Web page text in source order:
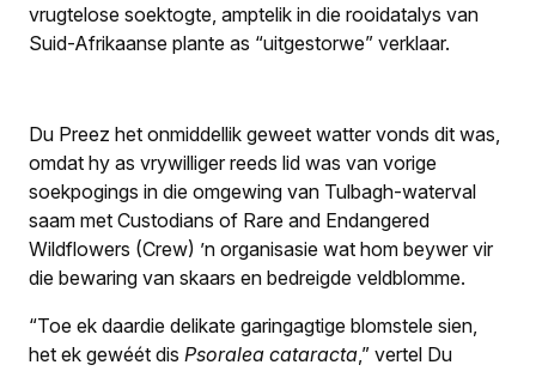
vrugtelose soektogte, amptelik in die rooidatalys van
Suid-Afrikaanse plante as “uitgestorwe” verklaar.
Du Preez het onmiddellik geweet watter vonds dit was,
omdat hy as vrywilliger reeds lid was van vorige
soekpogings in die omgewing van Tulbagh-waterval
saam met Custodians of Rare and Endangered
Wildflowers (Crew) ’n organisasie wat hom beywer vir
die bewaring van skaars en bedreigde veldblomme.
“Toe ek daardie delikate garingagtige blomstele sien,
het ek gewéét dis Psoralea cataracta ,” vertel Du